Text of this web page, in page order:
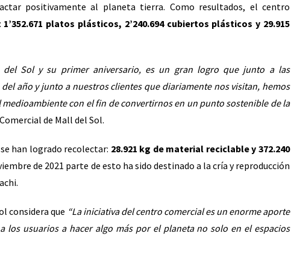
positivamente al planeta tierra. Como resultados, el centro
1’352.671 platos plásticos, 2’240.694 cubiertos plásticos y 29.915
del Sol y su primer aniversario, es un gran logro que junto a las
año y junto a nuestros clientes que diariamente nos visitan, hemos
con el fin de convertirnos en un punto sostenible de la
de Mall del Sol.
han logrado recolectar: 28.921 kg de material reciclable y 372.240
de 2021 parte de esto ha sido destinado a la cría y reproducción
considera que “La iniciativa del centro comercial es un enorme aporte
los usuarios a hacer algo más por el planeta no solo en el espacios